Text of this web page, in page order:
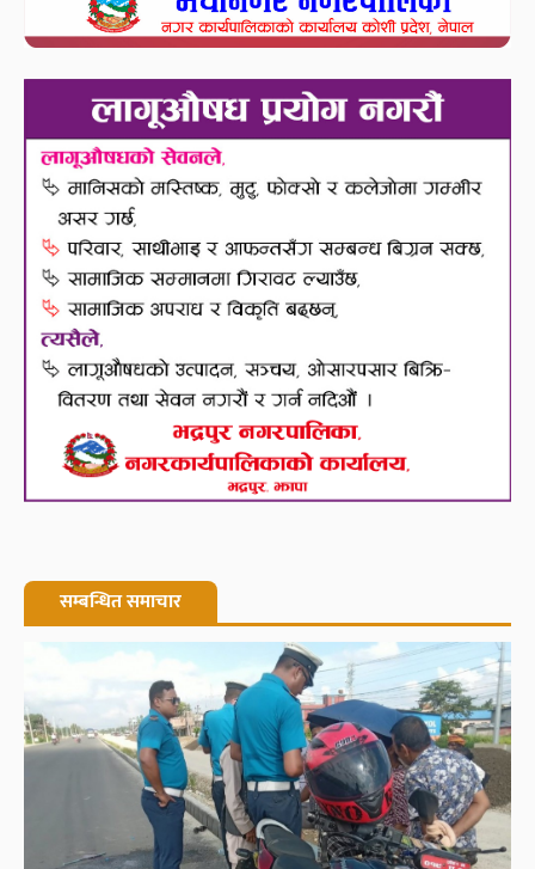
सम्बन्धित समाचार